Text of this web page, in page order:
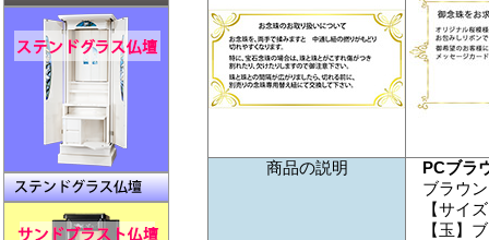
商品の説明
PCブラ
ブラウ
【サイ
【玉】